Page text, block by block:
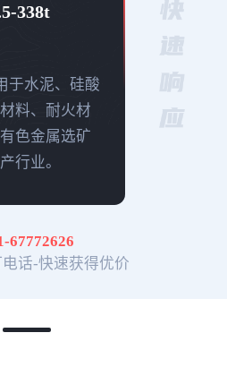
338t
于水泥、硅酸
料、耐火材
色金属选矿
行业。
67772626
话-快速获得优价